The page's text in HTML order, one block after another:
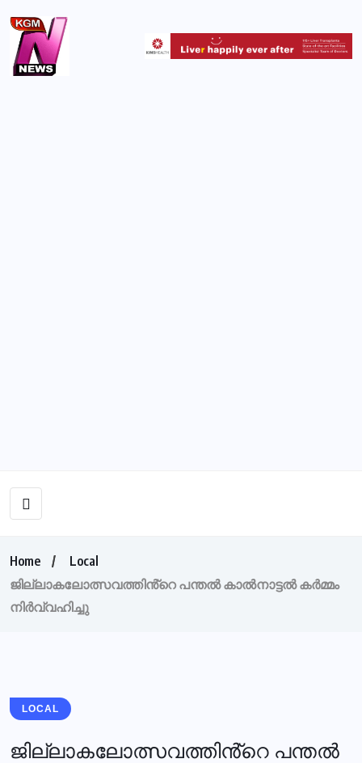
Home
Local
ജില്ലാകലോത്സവത്തിൻ്റെ പന്തൽ കാൽനാട്ടൽ കർമ്മം
നിർവ്വഹിച്ചു
LOCAL
ജില്ലാകലോത്സവത്തിൻ്റെ പന്തൽ